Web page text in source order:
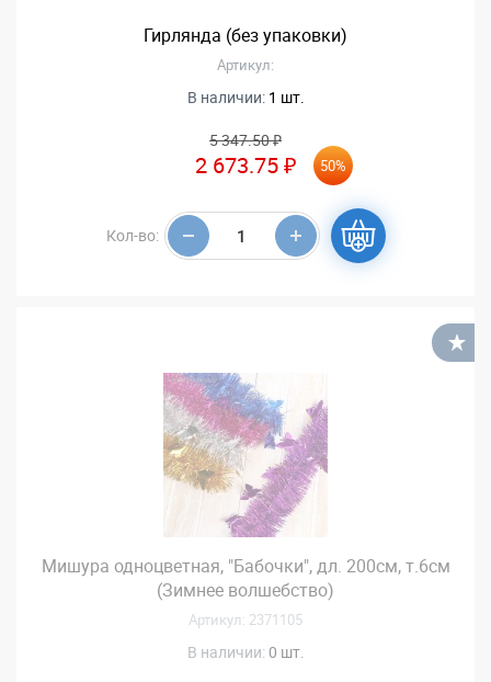
Гирлянда (без упаковки)
Артикул:
В наличии: 1 шт.
5 347.50 ₽
2 673.75 ₽ 50%
Кол-во:
Мишура одноцветная, "Бабочки", дл. 200см, т.6см
(Зимнее волшебство)
Артикул: 2371105
В наличии: 0 шт.